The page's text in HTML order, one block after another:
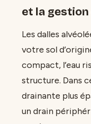
et la gestion
Les dalles
votre sol
compact, l’eau
structure. Dans
drainante plus
un drain